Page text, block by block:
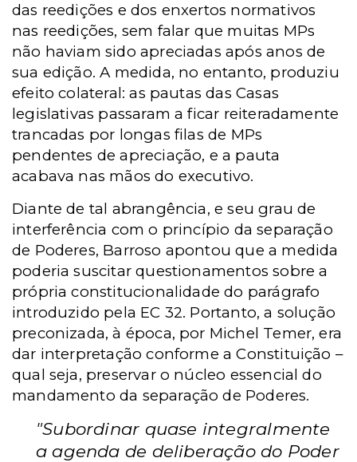
das reedições e dos enxertos normativos
nas reedições, sem falar que muitas MPs
não haviam sido apreciadas após anos de
sua edição. A medida, no entanto, produziu
efeito colateral: as pautas das Casas
legislativas passaram a ficar reiteradamente
trancadas por longas filas de MPs
pendentes de apreciação, e a pauta
acabava nas mãos do executivo.
Diante de tal abrangência, e seu grau de
interferência com o princípio da separação
de Poderes, Barroso apontou que a medida
poderia suscitar questionamentos sobre a
própria constitucionalidade do parágrafo
introduzido pela EC 32. Portanto, a solução
preconizada, à época, por Michel Temer, era
dar interpretação conforme a Constituição –
qual seja, preservar o núcleo essencial do
mandamento da separação de Poderes.
"Subordinar quase integralmente
a agenda de deliberação do Poder